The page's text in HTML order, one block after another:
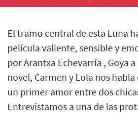
El tramo central de esta Luna
película valiente, sensible y
por Arantxa Echevarría , Goya
novel, Carmen y Lola nos
un primer amor entre dos
Entrevistamos a una de las